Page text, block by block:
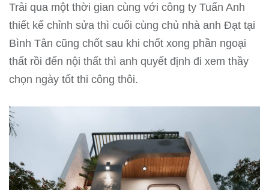
Trải qua một thời gian cùng với công ty Tuấn Anh
thiết kế chỉnh sửa thì cuối cùng chủ nhà anh Đạt tại
Bình Tân cũng chốt sau khi chốt xong phần ngoại
thất rồi đến nội thất thì anh quyết định đi xem thầy
chọn ngày tốt thi công thôi.